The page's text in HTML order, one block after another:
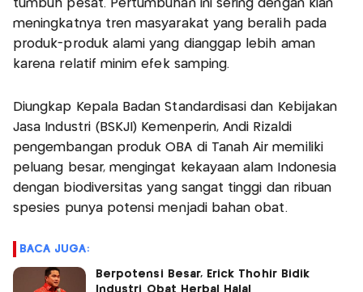
tumbuh pesat. Pertumbuhan ini sering dengan kian
meningkatnya tren masyarakat yang beralih pada
produk-produk alami yang dianggap lebih aman
karena relatif minim efek samping.
Diungkap Kepala Badan Standardisasi dan Kebijakan
Jasa Industri (BSKJI) Kemenperin, Andi Rizaldi
pengembangan produk OBA di Tanah Air memiliki
peluang besar, mengingat kekayaan alam Indonesia
dengan biodiversitas yang sangat tinggi dan ribuan
spesies punya potensi menjadi bahan obat.
BACA JUGA:
Berpotensi Besar, Erick Thohir Bidik
Industri Obat Herbal Halal